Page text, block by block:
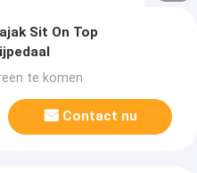
Sit On Top
te komen
Contact nu